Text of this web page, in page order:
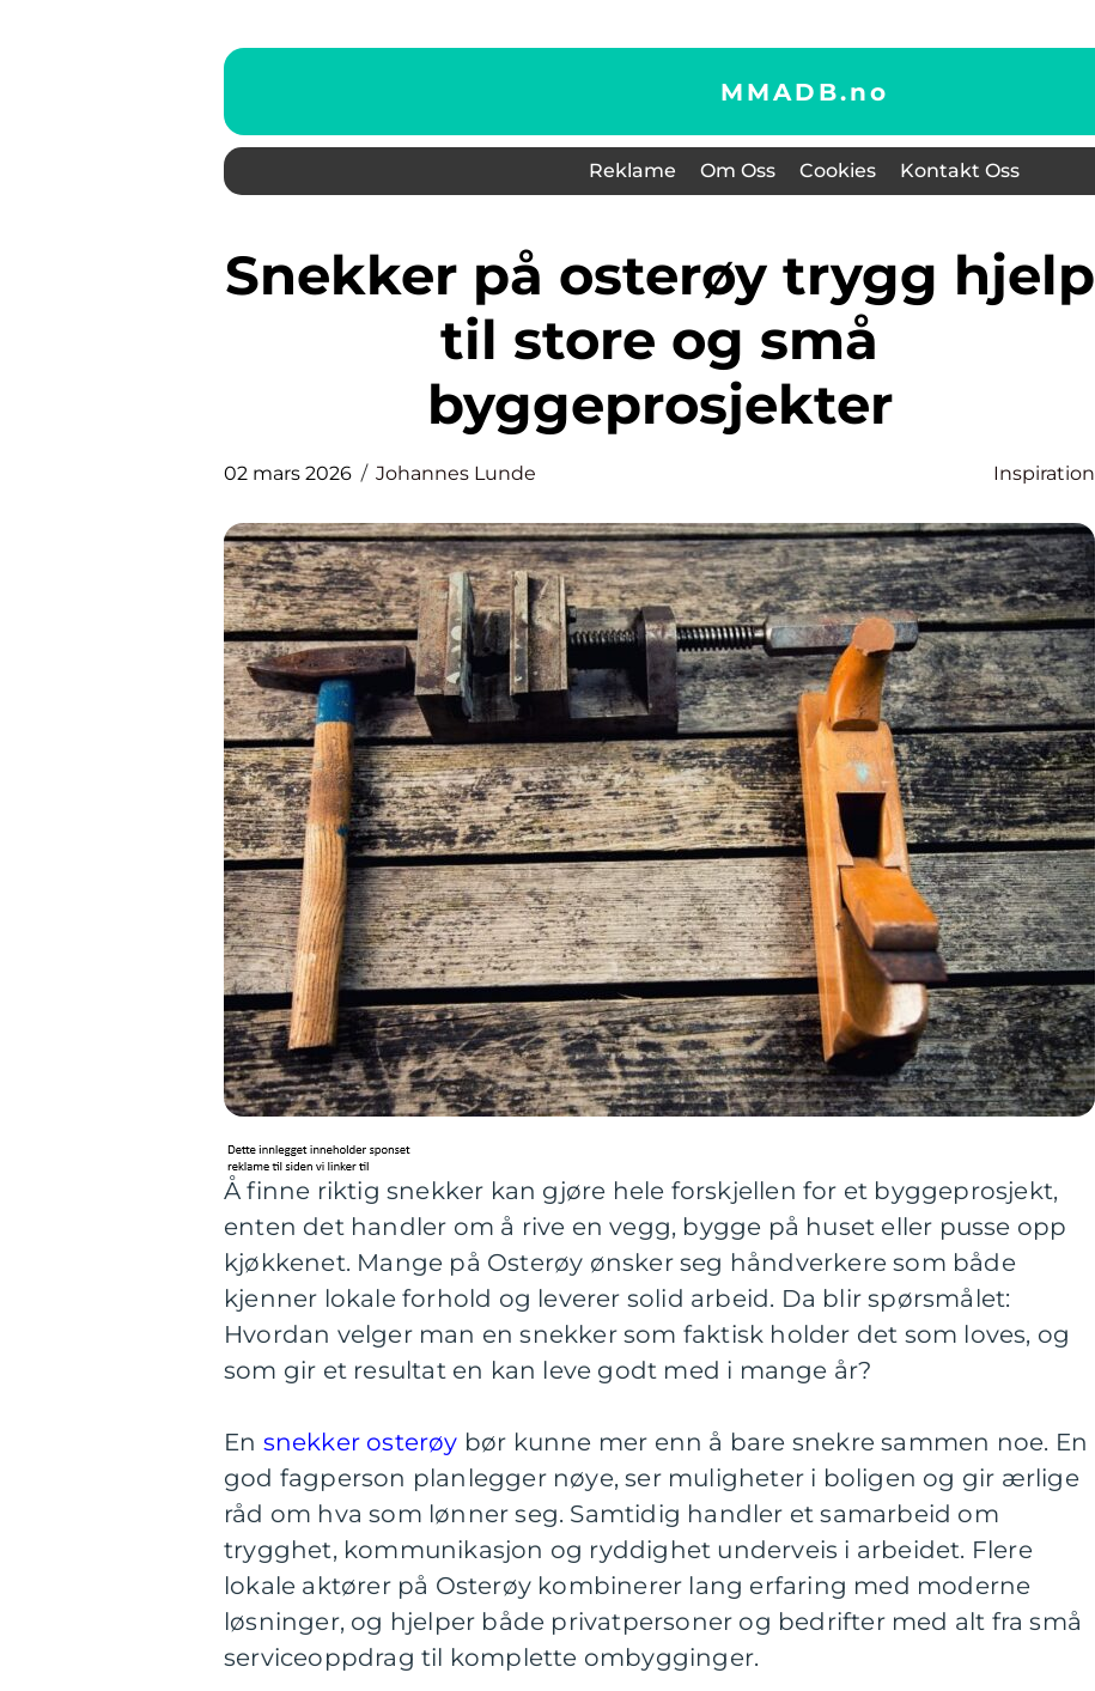
MMADB.no
Reklame Om Oss Cookies Kontakt Oss
Snekker på osterøy trygg hjelp
til store og små
byggeprosjekter
02 mars 2026 Johannes Lunde Inspiration
Å finne riktig snekker kan gjøre hele forskjellen for et byggeprosjekt,
enten det handler om å rive en vegg, bygge på huset eller pusse opp
kjøkkenet. Mange på Osterøy ønsker seg håndverkere som både
kjenner lokale forhold og leverer solid arbeid. Da blir spørsmålet:
Hvordan velger man en snekker som faktisk holder det som loves, og
som gir et resultat en kan leve godt med i mange år?
En snekker osterøy bør kunne mer enn å bare snekre sammen noe. En
god fagperson planlegger nøye, ser muligheter i boligen og gir ærlige
råd om hva som lønner seg. Samtidig handler et samarbeid om
trygghet, kommunikasjon og ryddighet underveis i arbeidet. Flere
lokale aktører på Osterøy kombinerer lang erfaring med moderne
løsninger, og hjelper både privatpersoner og bedrifter med alt fra små
serviceoppdrag til komplette ombygginger.